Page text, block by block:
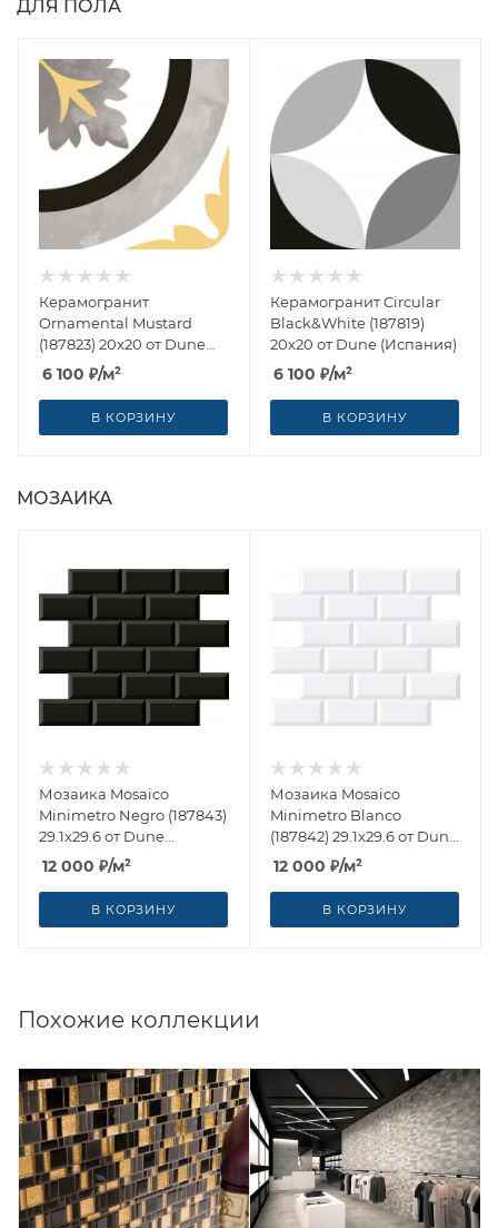
ДЛЯ ПОЛА
Керамогранит
Ornamental Mustard
(187823) 20x20 от Dune
(Испания)
6 100 ₽/м²
В КОРЗИНУ
Керамогранит Circular
Black&White (187819)
20x20 от Dune (Испания)
6 100 ₽/м²
В КОРЗИНУ
МОЗАИКА
Мозаика Mosaico
Minimetro Negro (187843)
29.1x29.6 от Dune
(Испания)
12 000 ₽/м²
В КОРЗИНУ
Мозаика Mosaico
Minimetro Blanco
(187842) 29.1x29.6 от Dune
(Испания)
12 000 ₽/м²
В КОРЗИНУ
Похожие коллекции